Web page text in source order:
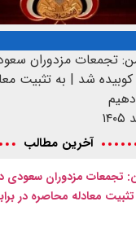
تجمعات مزدوران
شد | به تثبیت
آخرین مطالب
مزدوران سعودی
معادله محاصره در